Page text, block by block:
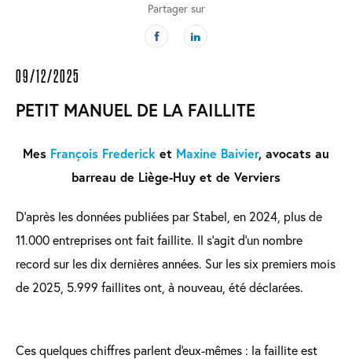
Partager sur
09/12/2025
PETIT MANUEL DE LA FAILLITE
Mes François Frederick et Maxine Baivier, avocats au
barreau de Liège-Huy et de Verviers
D’après les données publiées par Stabel, en 2024, plus de
11.000 entreprises ont fait faillite. Il s’agit d’un nombre
record sur les dix dernières années. Sur les six premiers mois
de 2025, 5.999 faillites ont, à nouveau, été déclarées.
Ces quelques chiffres parlent d'eux-mêmes : la faillite est